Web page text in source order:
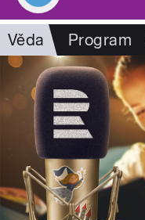
Věda Program